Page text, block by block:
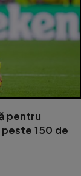
pentru
150 de